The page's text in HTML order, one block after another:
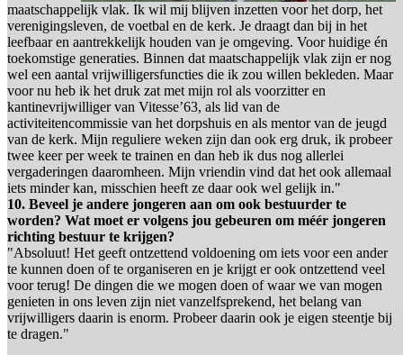
maatschappelijk vlak. Ik wil mij blijven inzetten voor het dorp, het
verenigingsleven, de voetbal en de kerk. Je draagt dan bij in het
leefbaar en aantrekkelijk houden van je omgeving. Voor huidige én
toekomstige generaties. Binnen dat maatschappelijk vlak zijn er nog
wel een aantal vrijwilligersfuncties die ik zou willen bekleden. Maar
voor nu heb ik het druk zat met mijn rol als voorzitter en
kantinevrijwilliger van Vitesse’63, als lid van de
activiteitencommissie van het dorpshuis en als mentor van de jeugd
van de kerk. Mijn reguliere weken zijn dan ook erg druk, ik probeer
twee keer per week te trainen en dan heb ik dus nog allerlei
vergaderingen daaromheen. Mijn vriendin vind dat het ook allemaal
iets minder kan, misschien heeft ze daar ook wel gelijk in."
10. Beveel je andere jongeren aan om ook bestuurder te
worden? Wat moet er volgens jou gebeuren om méér jongeren
richting bestuur te krijgen?
"Absoluut! Het geeft ontzettend voldoening om iets voor een ander
te kunnen doen of te organiseren en je krijgt er ook ontzettend veel
voor terug! De dingen die we mogen doen of waar we van mogen
genieten in ons leven zijn niet vanzelfsprekend, het belang van
vrijwilligers daarin is enorm. Probeer daarin ook je eigen steentje bij
te dragen."